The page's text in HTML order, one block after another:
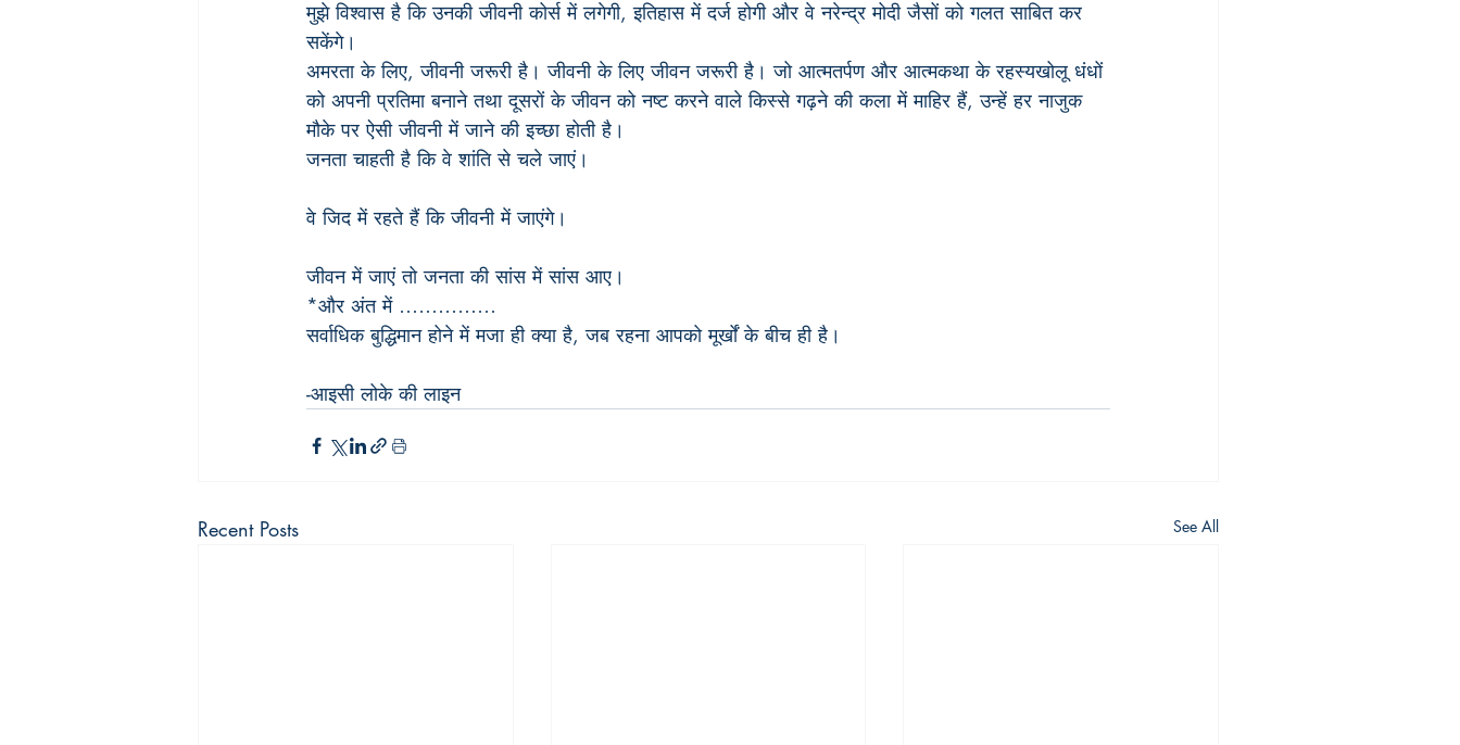
मुझे विश्वास है कि उनकी जीवनी कोर्स में लगेगी, इतिहास में दर्ज होगी और वे नरेन्द्र मोदी जैसों को गलत साबित कर
सकेंगे।
अमरता के लिए, जीवनी जरूरी है। जीवनी के लिए जीवन जरूरी है। जो आत्मतर्पण और आत्मकथा के रहस्यखोलू धंधों
को अपनी प्रतिमा बनाने तथा दूसरों के जीवन को नष्ट करने वाले किस्से गढ़ने की कला में माहिर हैं, उन्हें हर नाजुक
मौके पर ऐसी जीवनी में जाने की इच्छा होती है।
जनता चाहती है कि वे शांति से चले जाएं।
वे जिद में रहते हैं कि जीवनी में जाएंगे।
जीवन में जाएं तो जनता की सांस में सांस आए।
*और अंत में ……………
सर्वाधिक बुद्धिमान होने में मजा ही क्या है, जब रहना आपको मूर्खों के बीच ही है।
-आइसी लोके की लाइन
Recent Posts See All